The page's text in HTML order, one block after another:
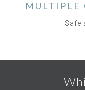
MULTIPLE
Safe